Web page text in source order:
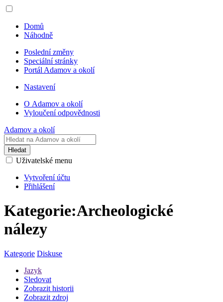
Domů
Náhodně
Poslední změny
Speciální stránky
Portál Adamov a okolí
Nastavení
O Adamov a okolí
Vyloučení odpovědnosti
Adamov a okolí
Hledat
Uživatelské menu
Vytvoření účtu
Přihlášení
Kategorie:Archeologické
nálezy
Kategorie Diskuse
Jazyk
Sledovat
Zobrazit historii
Zobrazit zdroj